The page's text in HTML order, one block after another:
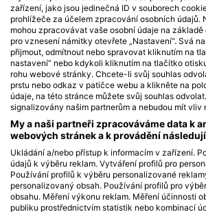
Potápěčská centra obsluhující
potápěčskou lokalitu
LE BRUSC PLONGÉE
29 rue des Pêcheurs, 83140 SIX-
FOURS-LES-PLAGES, Francie
Funny
DIVE LOKALITY V OKOLÍ
zařízení, jako jsou jedinečná ID v souborech
prohlížeče za účelem zpracování osobních údajů.
mohou zpracovávat vaše osobní údaje na
pro vznesení námitky otevřete „Nastavení“. Svá
přijmout, odmítnout nebo spravovat kliknutím na
nastavení“ nebo kdykoli kliknutím na tlačítko
rohu webové stránky. Chcete-li svůj souhlas
prstu nebo odkaz v patičce webu a klikněte na
údaje, na této stránce můžete svůj souhlas
signalizovány našim partnerům a nebudou mít vliv
My a naši partneři zpracováváme data k
webových stránek a k provádění
Ukládání a/nebo přístup k informacím v zařízení.
údajů k výběru reklam. Vytváření profilů pro
Používání profilů k výběru personalizované
personalizovaný obsah. Používání profilů pro
obsahu. Měření výkonu reklam. Měření účinnosti
publiku prostřednictvím statistik nebo kombinací